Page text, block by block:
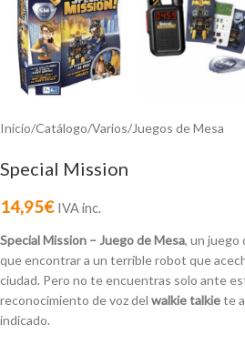
Inicio/Catálogo/Varios/Juegos de Mesa
Special Mission
14,95€ IVA inc.
Special Mission – Juego de Mesa, un juego
que encontrar a un terrible robot que
ciudad. Pero no te encuentras solo ante
reconocimiento de voz del walkie talkiete
indicado.